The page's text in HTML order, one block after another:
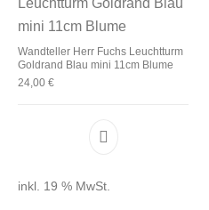
Wandteller Herr Fuchs Leuchtturm
Goldrand Blau mini 11cm Blume
24,00€
inkl. 19 % MwSt.